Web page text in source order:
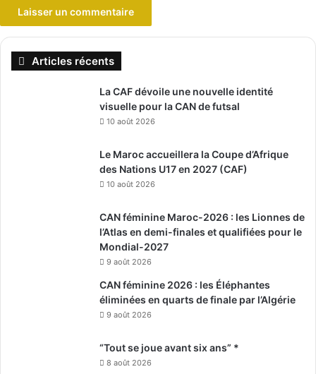
Articles récents
La CAF dévoile une nouvelle identité
visuelle pour la CAN de futsal
10 août 2026
Le Maroc accueillera la Coupe d’Afrique
des Nations U17 en 2027 (CAF)
10 août 2026
CAN féminine Maroc-2026 : les Lionnes de
l’Atlas en demi-finales et qualifiées pour le
Mondial-2027
9 août 2026
CAN féminine 2026 : les Éléphantes
éliminées en quarts de finale par l’Algérie
9 août 2026
“Tout se joue avant six ans” *
8 août 2026